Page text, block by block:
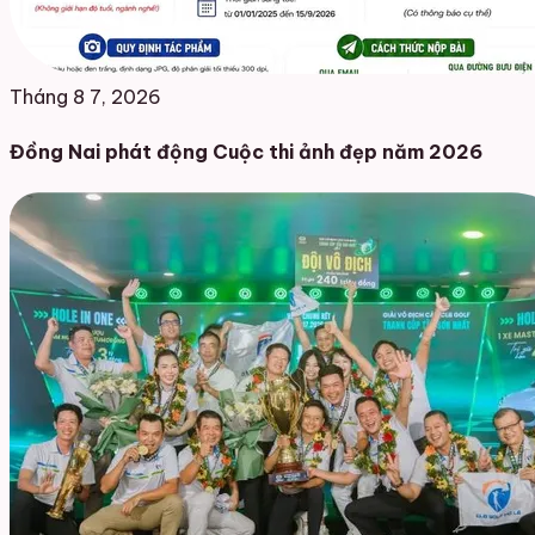
Tháng 8 7, 2026
Đồng Nai phát động Cuộc thi ảnh đẹp năm 2026